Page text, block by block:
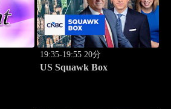
19:35-19:55 20分
US Squawk Box